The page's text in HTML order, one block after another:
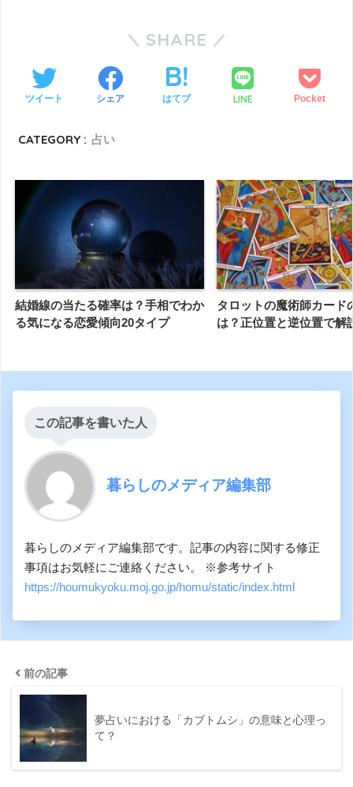
SHARE
ツイート シェア はてブ LINE Pocket
CATEGORY : 占い
結婚線の当たる確率は？手相でわか
る気になる恋愛傾向20タイプ
タロットの魔術師カード
は？正位置と逆位置で解
この記事を書いた人
暮らしのメディア編集部
暮らしのメディア編集部です。記事の内容に関する修正
事項はお気軽にご連絡ください。 ※参考サイト
https://houmukyoku.moj.go.jp/homu/static/index.html
前の記事
夢占いにおける「カブトムシ」の意味と心理っ
て？